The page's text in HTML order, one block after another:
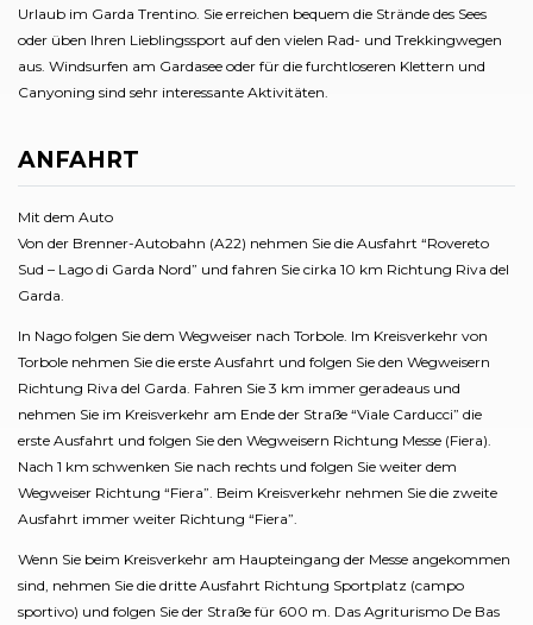
Urlaub im Garda Trentino. Sie erreichen bequem die Strände des Sees
oder üben Ihren Lieblingssport auf den vielen Rad- und Trekkingwegen
aus. Windsurfen am Gardasee oder für die furchtloseren Klettern und
Canyoning sind sehr interessante Aktivitäten.
ANFAHRT
Mit dem Auto
Von der Brenner-Autobahn (A22) nehmen Sie die Ausfahrt “Rovereto
Sud – Lago di Garda Nord” und fahren Sie cirka 10 km Richtung Riva del
Garda.
In Nago folgen Sie dem Wegweiser nach Torbole. Im Kreisverkehr von
Torbole nehmen Sie die erste Ausfahrt und folgen Sie den Wegweisern
Richtung Riva del Garda. Fahren Sie 3 km immer geradeaus und
nehmen Sie im Kreisverkehr am Ende der Straße “Viale Carducci” die
erste Ausfahrt und folgen Sie den Wegweisern Richtung Messe (Fiera).
Nach 1 km schwenken Sie nach rechts und folgen Sie weiter dem
Wegweiser Richtung “Fiera”. Beim Kreisverkehr nehmen Sie die zweite
Ausfahrt immer weiter Richtung “Fiera”.
Wenn Sie beim Kreisverkehr am Haupteingang der Messe angekommen
sind, nehmen Sie die dritte Ausfahrt Richtung Sportplatz (campo
sportivo) und folgen Sie der Straße für 600 m. Das Agriturismo De Bas